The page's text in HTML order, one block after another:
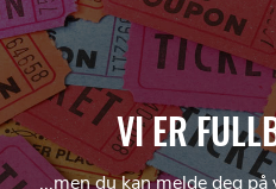
VI ER
...men du kan melde deg